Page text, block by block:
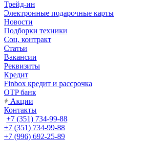
Трейд-ин
Электронные подарочные карты
Новости
Подборки техники
Соц. контракт
Статьи
Вакансии
Реквизиты
Кредит
Finbox кредит и рассрочка
OTP банк
Акции
Контакты
+7 (351) 734-99-88
+7 (351) 734-99-88
+7 (996) 692-25-89